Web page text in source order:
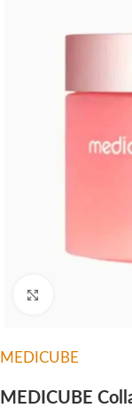
MEDICUBE
MEDICUBE